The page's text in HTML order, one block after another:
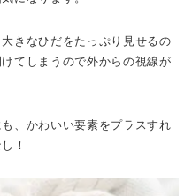
きなひだをたっぷり見せるの
てしまうので外からの視線が
も、かわいい要素をプラスすれ
！